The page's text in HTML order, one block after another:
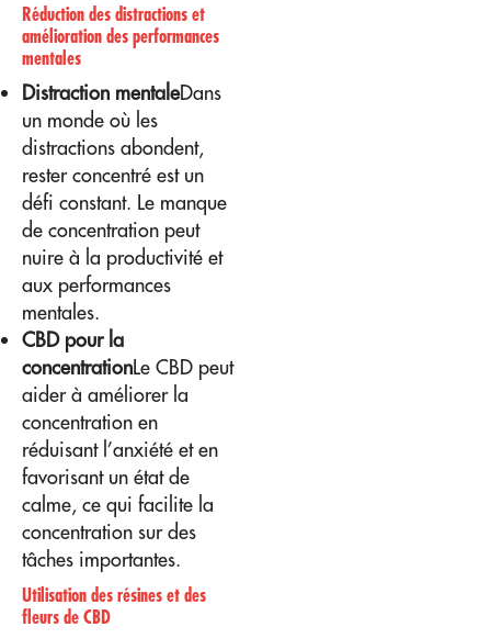
Réduction des distractions et
amélioration des performances
mentales
Distraction mentaleDans
un monde où les
distractions abondent,
rester concentré est un
défi constant. Le manque
de concentration peut
nuire à la productivité et
aux performances
mentales.
CBD pour la
concentrationLe CBD peut
aider à améliorer la
concentration en
réduisant l’anxiété et en
favorisant un état de
calme, ce qui facilite la
concentration sur des
tâches importantes.
Utilisation des résines et des
fleurs de CBD